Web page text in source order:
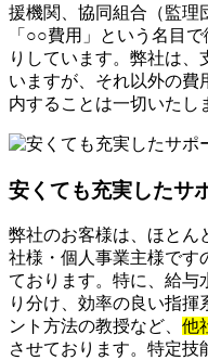
援機関、協同組合（監理
「○○費用」という名目
りしています。弊社は、
いますが、それ以外の費
内することは一切いたし
安くても充実したサ
弊社のお客様は、ほとん
社様・個人事業主様です
ております。特に、給与
り分け、効率の良い指揮
ント方法の教授など、 他
させております。特定技